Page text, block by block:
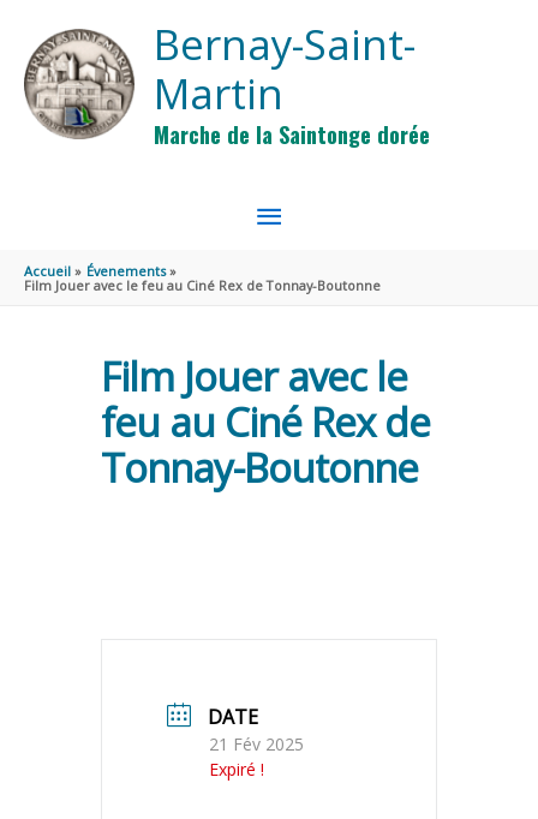
Bernay-Saint-
Martin
Marche de la Saintonge dorée
MENU
PRINCIPAL
Accueil
Évenements
Film Jouer avec le feu au Ciné Rex de Tonnay-Boutonne
Film Jouer avec le
feu au Ciné Rex de
Tonnay-Boutonne
DATE
21 Fév 2025
Expiré !